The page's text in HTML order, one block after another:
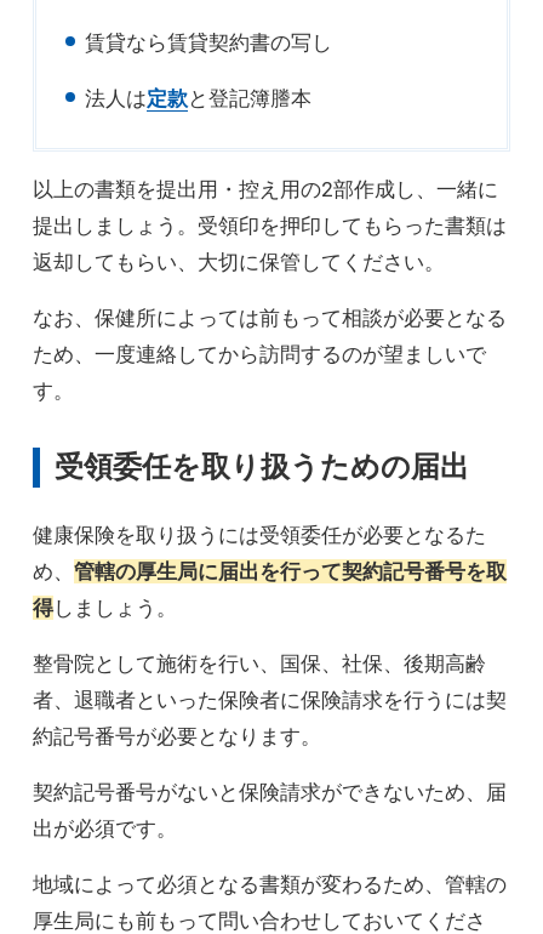
賃貸なら賃貸契約書の写し
法人は定款と登記簿謄本
以上の書類を提出用・控え用の2部作成し、一緒に
提出しましょう。受領印を押印してもらった書類は
返却してもらい、大切に保管してください。
なお、保健所によっては前もって相談が必要となる
ため、一度連絡してから訪問するのが望ましいで
す。
受領委任を取り扱うための届出
健康保険を取り扱うには受領委任が必要となるた
め、 管轄の厚生局に届出を行って契約記号番号を取
得しましょう。
整骨院として施術を行い、国保、社保、後期高齢
者、退職者といった保険者に保険請求を行うには契
約記号番号が必要となります。
契約記号番号がないと保険請求ができないため、届
出が必須です。
地域によって必須となる書類が変わるため、管轄の
厚生局にも前もって問い合わせしておいてくださ